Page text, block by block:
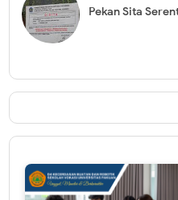
Pekan Sita